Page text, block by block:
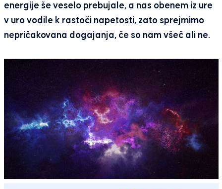
energije še veselo prebujale, a nas obenem iz ure
v uro vodile k rastoči napetosti, zato sprejmimo
nepričakovana dogajanja, če so nam všeč ali ne.